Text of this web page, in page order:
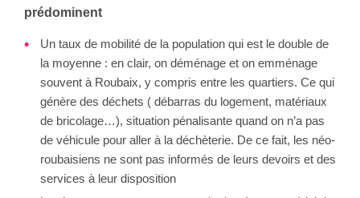
prédominent
Un taux de mobilité de la population qui est le double de
la moyenne : en clair, on déménage et on emménage
souvent à Roubaix, y compris entre les quartiers. Ce qui
génère des déchets ( débarras du logement, matériaux
de bricolage…), situation pénalisante quand on n’a pas
de véhicule pour aller à la déchèterie. De ce fait, les néo-
roubaisiens ne sont pas informés de leurs devoirs et des
services à leur disposition